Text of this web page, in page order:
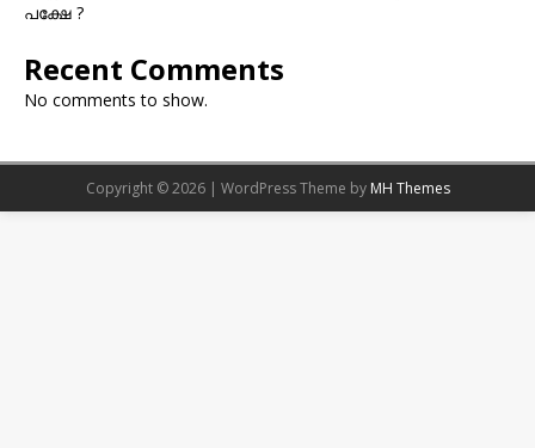
പക്ഷേ ?
Recent Comments
No comments to show.
Copyright © 2026 | WordPress Theme by MH Themes